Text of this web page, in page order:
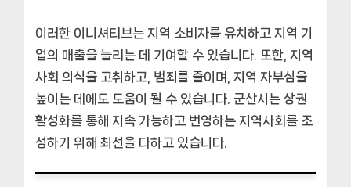
이러한 이니셔티브는 지역 소비자를 유치하고 지역 기
업의 매출을 늘리는 데 기여할 수 있습니다. 또한, 지역
사회 의식을 고취하고, 범죄를 줄이며, 지역 자부심을
높이는 데에도 도움이 될 수 있습니다. 군산시는 상권
활성화를 통해 지속 가능하고 번영하는 지역사회를 조
성하기 위해 최선을 다하고 있습니다.